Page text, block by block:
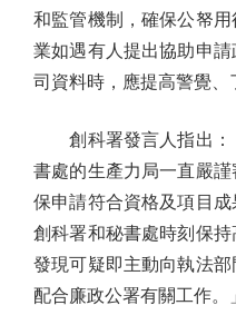
和監管機制，確保公帑
業如遇有人提出協助申
司資料時，應提高警覺、
創科署發言人指出：
書處的生產力局一直嚴
保申請符合資格及項目
創科署和秘書處時刻保
發現可疑即主動向執法
配合廉政公署有關工作。